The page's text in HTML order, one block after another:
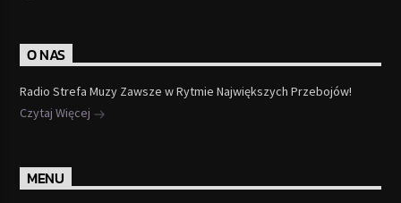
O NAS
Radio Strefa Muzy Zawsze w Rytmie Największych Przebojów!
Czytaj Więcej
MENU